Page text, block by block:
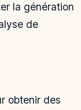
la génération
de
obtenir des